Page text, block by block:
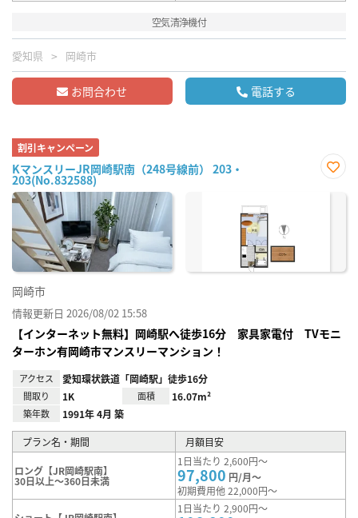
空気清浄機付
愛知県 岡崎市
お問合わせ 電話する
割引キャンペーン
KマンスリーJR岡崎駅南（248号線前） 203・
203(No.832588)
に入
岡崎市
情報更新日 2026/08/02 15:58
【インターネット無料】岡崎駅へ徒歩16分 家具家電付 TVモニ
ターホン有岡崎市マンスリーマンション！
アクセス 愛知環状鉄道「岡崎駅」徒歩16分
間取り 1K 面積 16.07m²
築年数 1991年 4月 築
プラン名・期間 月額目安
ロング【JR岡崎駅南】
30日以上～360日未満
1日当たり 2,600円～
97,800 円/月～
初期費用他 22,000円～
1日当たり 2,900円～